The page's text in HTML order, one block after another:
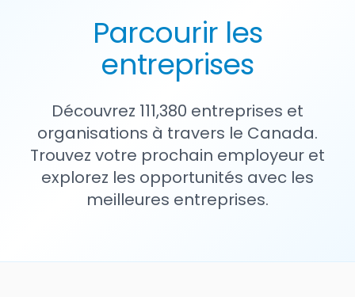
Parcourir les
entreprises
Découvrez 111,380 entreprises et
organisations à travers le Canada.
Trouvez votre prochain employeur et
explorez les opportunités avec les
meilleures entreprises.